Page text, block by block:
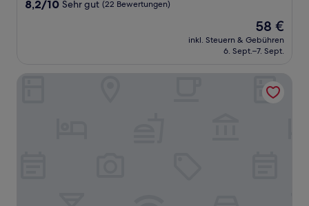
8.2
Bewertungen)
8,2/10 Sehr gut (22 Bewertungen)
Der
Preis
beträgt
58 €
inkl. Steuern & Gebühren
6. Sept.–7. Sept.